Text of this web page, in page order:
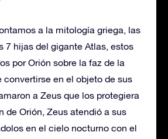
a la mitología griega, las
7 hijas del gigante Atlas, estos
por Orión sobre la faz de la
convertirse en el objeto de sus
a Zeus que los protegiera
de Orión, Zeus atendió a sus
en el cielo nocturno con el